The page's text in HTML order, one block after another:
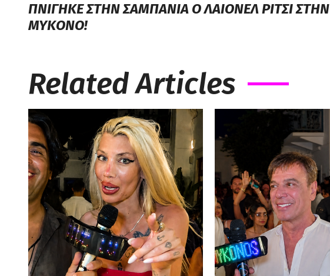
ΠΝΙΓΗΚΕ ΣΤΗΝ ΣΑΜΠΑΝΙΑ Ο ΛΑΙΟΝΕΛ ΡΙΤΣΙ ΣΤΗΝ
ΜΥΚΟΝΟ!
Related Articles